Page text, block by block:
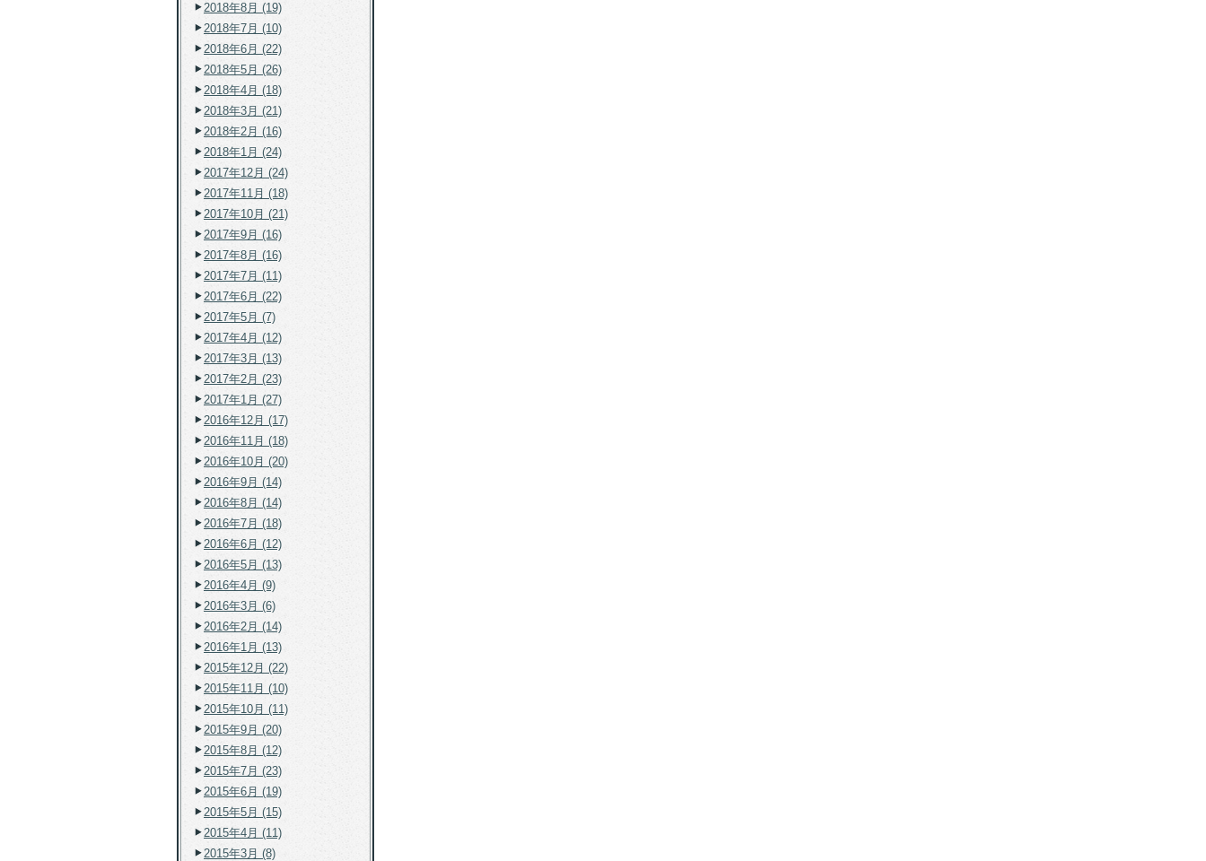
2018年8月 (19)
2018年7月 (10)
2018年6月 (22)
2018年5月 (26)
2018年4月 (18)
2018年3月 (21)
2018年2月 (16)
2018年1月 (24)
2017年12月 (24)
2017年11月 (18)
2017年10月 (21)
2017年9月 (16)
2017年8月 (16)
2017年7月 (11)
2017年6月 (22)
2017年5月 (7)
2017年4月 (12)
2017年3月 (13)
2017年2月 (23)
2017年1月 (27)
2016年12月 (17)
2016年11月 (18)
2016年10月 (20)
2016年9月 (14)
2016年8月 (14)
2016年7月 (18)
2016年6月 (12)
2016年5月 (13)
2016年4月 (9)
2016年3月 (6)
2016年2月 (14)
2016年1月 (13)
2015年12月 (22)
2015年11月 (10)
2015年10月 (11)
2015年9月 (20)
2015年8月 (12)
2015年7月 (23)
2015年6月 (19)
2015年5月 (15)
2015年4月 (11)
2015年3月 (8)